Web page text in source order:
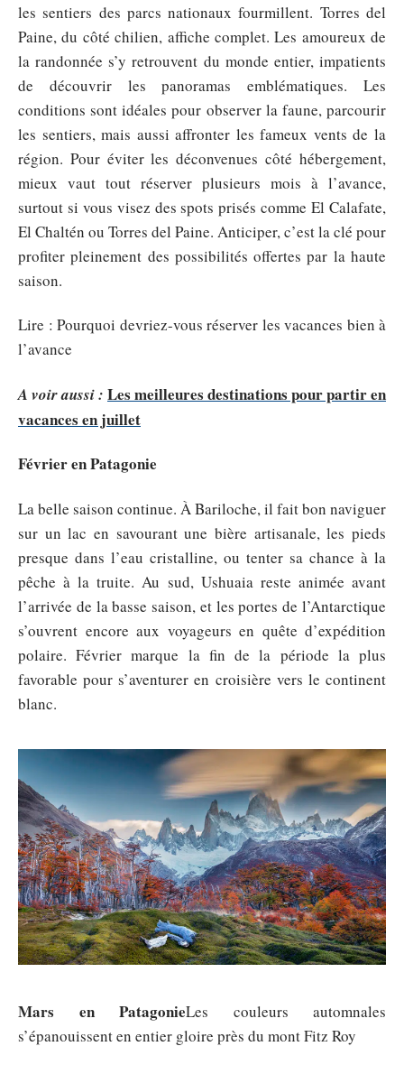
les sentiers des parcs nationaux fourmillent. Torres del
Paine, du côté chilien, affiche complet. Les amoureux de
la randonnée s’y retrouvent du monde entier, impatients
de découvrir les panoramas emblématiques. Les
conditions sont idéales pour observer la faune, parcourir
les sentiers, mais aussi affronter les fameux vents de la
région. Pour éviter les déconvenues côté hébergement,
mieux vaut tout réserver plusieurs mois à l’avance,
surtout si vous visez des spots prisés comme El Calafate,
El Chaltén ou Torres del Paine. Anticiper, c’est la clé pour
profiter pleinement des possibilités offertes par la haute
saison.
Lire : Pourquoi devriez-vous réserver les vacances bien à
l’avance
A voir aussi : Les meilleures destinations pour partir en
vacances en juillet
Février en Patagonie
La belle saison continue. À Bariloche, il fait bon naviguer
sur un lac en savourant une bière artisanale, les pieds
presque dans l’eau cristalline, ou tenter sa chance à la
pêche à la truite. Au sud, Ushuaia reste animée avant
l’arrivée de la basse saison, et les portes de l’Antarctique
s’ouvrent encore aux voyageurs en quête d’expédition
polaire. Février marque la fin de la période la plus
favorable pour s’aventurer en croisière vers le continent
blanc.
Mars en PatagonieLes couleurs automnales
s’épanouissent en entier gloire près du mont Fitz Roy